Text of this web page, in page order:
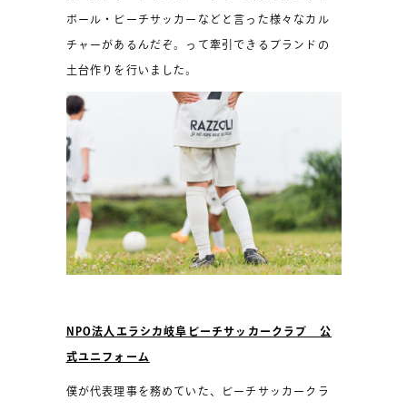
ボール・ビーチサッカーなどと言った様々なカル
チャーがあるんだぞ。って牽引できるブランドの
土台作りを行いました。
NPO法人エラシカ岐阜ビーチサッカークラブ 公
式ユニフォーム
僕が代表理事を務めていた、ビーチサッカークラ